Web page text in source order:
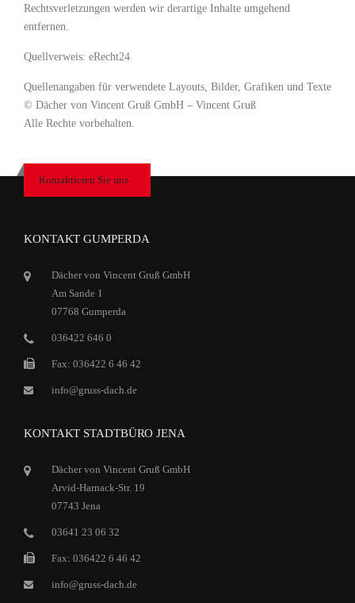
Rechtsverletzungen werden wir derartige Inhalte umgehend
entfernen.
Quellverweis: eRecht24
Quellenangaben für verwendete Layouts, Bilder, Grafiken und Texte
© Dächer von Vincent Gruß GmbH – Vincent Gruß
Alle Rechte vorbehalten.
Kontaktieren Sie uns
KONTAKT GUMPERDA
Dächer von Vincent Gruß GmbH
Am Sande 1
07768 Gumperda
036422 646 0
Fax: 036422 6 46 42
info@gruss-dach.de
KONTAKT STADTBÜRO JENA
Dächer von Vincent Gruß GmbH
Arvid-Harnack-Str. 19
07743 Jena
03641 23 06 32
Fax: 036422 6 46 42
info@gruss-dach.de